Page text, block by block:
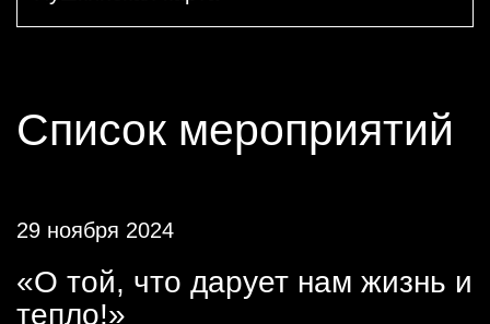
Список мероприятий
29 ноября 2024
«О той, что дарует нам жизнь и
тепло!»